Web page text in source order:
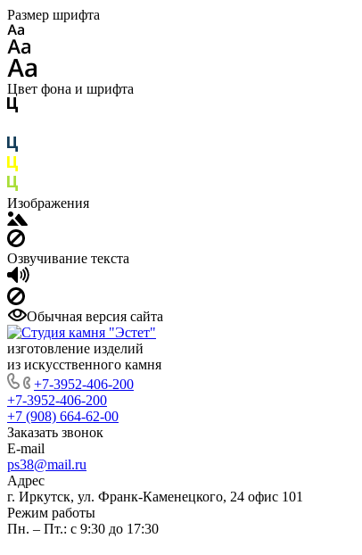
Размер шрифта
Цвет фона и шрифта
Изображения
Озвучивание текста
Обычная версия сайта
изготовление изделий
из искусственного камня
+7-3952-406-200
+7-3952-406-200
+7 (908) 664-62-00
Заказать звонок
E-mail
ps38@mail.ru
Адрес
г. Иркутск, ул. Франк-Каменецкого, 24 офис 101
Режим работы
Пн. – Пт.: с 9:30 до 17:30